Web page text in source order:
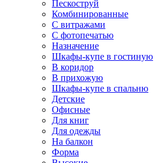
Пескоструй
Комбинированные
С витражами
С фотопечатью
Назначение
Шкафы-купе в гостиную
В коридор
В прихожую
Шкафы-купе в спальню
Детские
Офисные
Для книг
Для одежды
На балкон
Форма